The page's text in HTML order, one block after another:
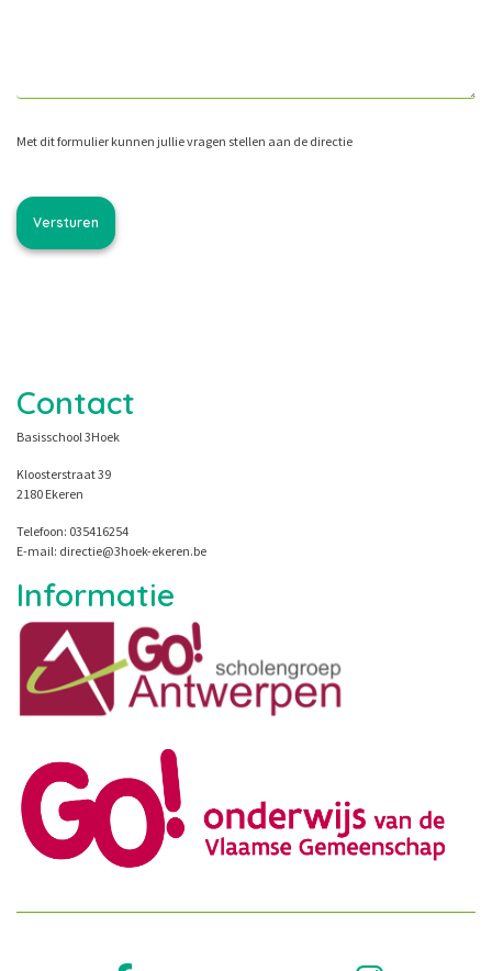
Met dit formulier kunnen jullie vragen stellen aan de directie
Contact
Basisschool 3Hoek
Kloosterstraat 39
2180 Ekeren
Telefoon: 035416254
E-mail: directie@3hoek-ekeren.be
Informatie